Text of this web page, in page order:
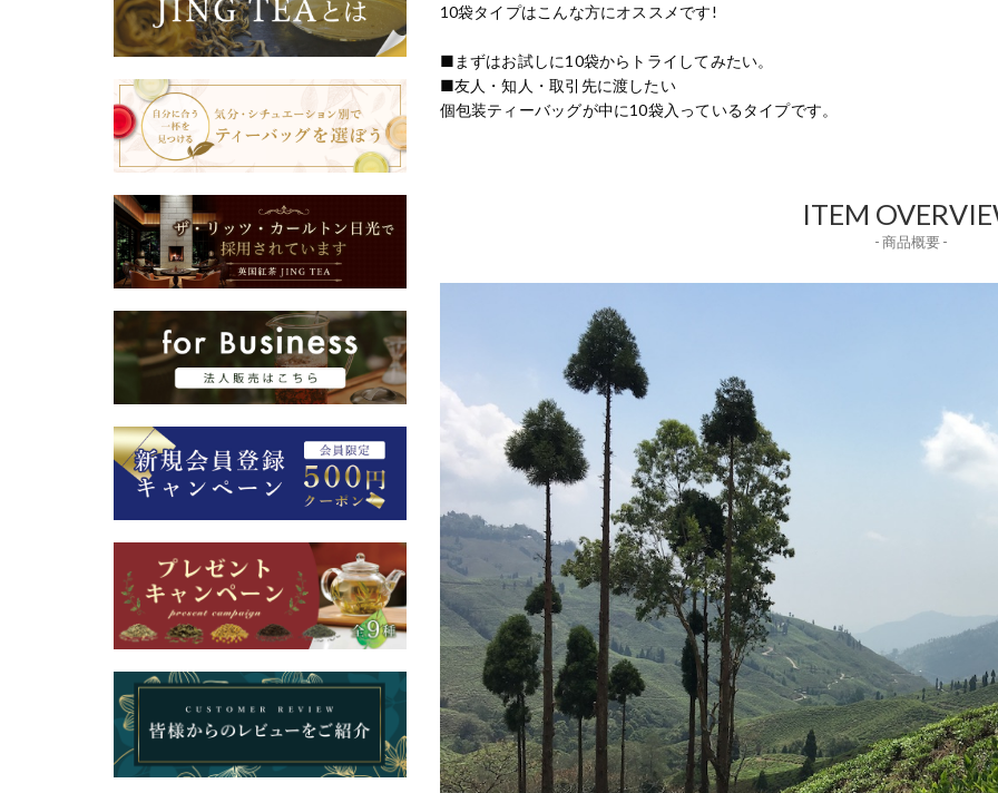
10袋タイプはこんな方にオススメです!
■まずはお試しに10袋からトライしてみたい。
■友人・知人・取引先に渡したい
個包装ティーバッグが中に10袋入っているタイプです。
ITEM
- 商品概要 -